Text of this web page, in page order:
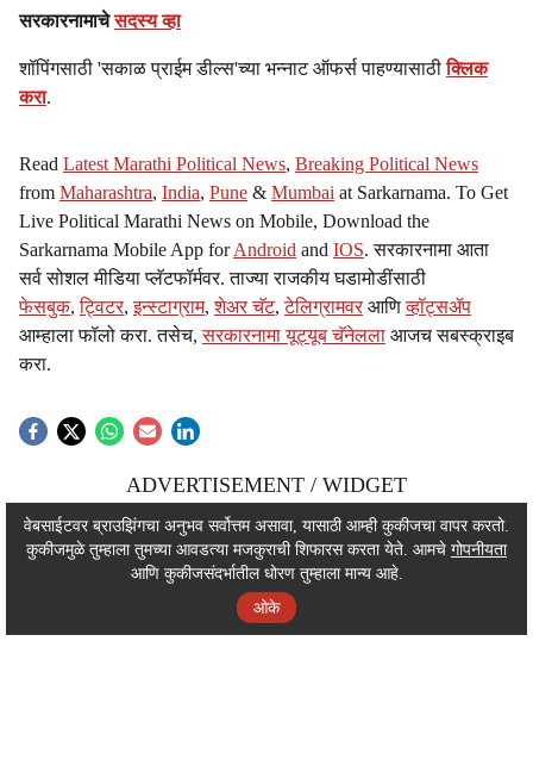
सरकारनामाचेसदस्य व्हा
शॉपिंगसाठी 'सकाळ प्राईम डील्स'च्या भन्नाट ऑफर्स पाहण्यासाठीक्लिक
करा.
Read Latest Marathi Political News, Breaking Political News
from Maharashtra, India, Pune & Mumbai at Sarkarnama. To Get
Live Political Marathi News on Mobile, Download the
Sarkarnama Mobile App forAndroid and IOS. सरकारनामा आता
सर्व सोशल मीडिया प्लॅटफॉर्मवर. ताज्या राजकीय घडामोडींसाठी
फेसबुक,ट्विटर,इन्स्टाग्राम,शेअर चॅट,टेलिग्रामवर आणिव्हॉट्सॲप
आम्हाला फॉलो करा. तसेच,सरकारनामा यूट्यूब चॅनेलला आजच सबस्क्राइब
करा.
ADVERTISEMENT / WIDGET
ADVERTISEMENT / WIDGET
ADVERTISEMENT / WIDGET
वेबसाईटवर ब्राउझिंगचा अनुभव सर्वोत्तम असावा, यासाठी आम्ही कुकीजचा वापर करतो.
कुकीजमुळे तुम्हाला तुमच्या आवडत्या मजकुराची शिफारस करता येते. आमचे गोपनीयता
आणि कुकीजसंदर्भातील धोरण तुम्हाला मान्य आहे.
ओके